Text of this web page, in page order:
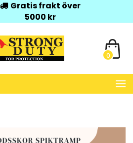
Gratis frakt över
5000 kr
0